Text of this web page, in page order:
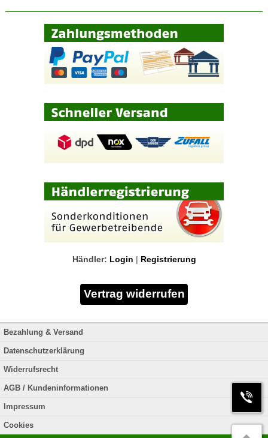
Händler: Login | Registrierung
Bezahlung & Versand
Datenschutzerklärung
Widerrufsrecht
AGB / Kundeninformationen
Impressum
Cookies